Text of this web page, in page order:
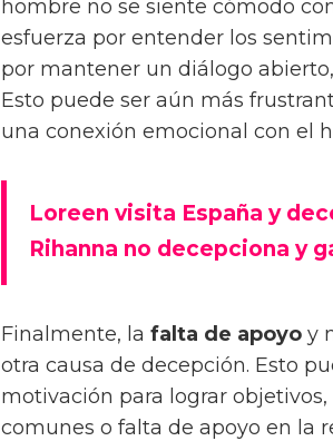
hombre no se siente cómodo
esfuerza por entender los
por mantener un diálogo
Esto puede ser aún más
una conexión emocional con el
Loreen visita España y
Rihanna no decepciona y
Finalmente, la falta de apoyo y
otra causa de decepción. Esto
motivación para lograr
comunes o falta de apoyo en la